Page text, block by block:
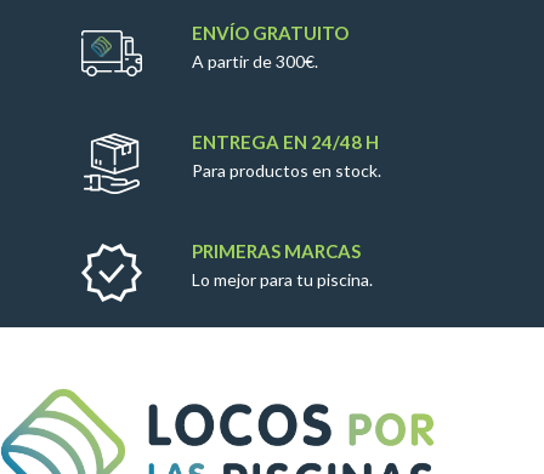
ENVÍO GRATUITO
A partir de 300€.
ENTREGA EN 24/48 H
Para productos en stock.
PRIMERAS MARCAS
Lo mejor para tu piscina.